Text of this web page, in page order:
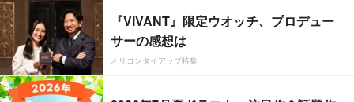
『VIVANT』限定ウオッチ、プロデュー
サーの感想は
オリコンタイアップ特集